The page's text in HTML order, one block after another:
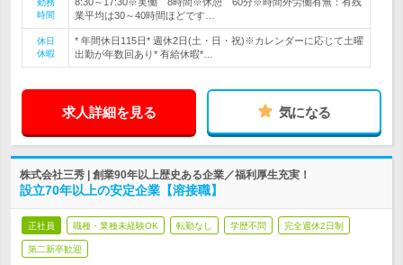
勤務
時間
業平均は30～40時間ほどです…
休日
休暇
* 年間休日115日* 週休2日(土・日・祝)※カレンダーに応じて土曜
出勤が年数回あり* 有給休暇*…
求人詳細を見る 気になる
株式会社三秀 | 創業90年以上歴史ある企業／福利厚生充実！
設立70年以上の安定企業【溶接職】
正社員 職種・業種未経験OK 転勤なし 学歴不問 完全週休2日制
第二新卒歓迎